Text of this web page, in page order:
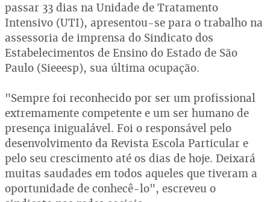
passar 33 dias na Unidade de Tratamento
Intensivo (UTI), apresentou-se para o trabalho na
assessoria de imprensa do Sindicato dos
Estabelecimentos de Ensino do Estado de São
Paulo (Sieeesp), sua última ocupação.
"Sempre foi reconhecido por ser um profissional
extremamente competente e um ser humano de
presença inigualável. Foi o responsável pelo
desenvolvimento da Revista Escola Particular e
pelo seu crescimento até os dias de hoje. Deixará
muitas saudades em todos aqueles que tiveram a
oportunidade de conhecê-lo", escreveu o